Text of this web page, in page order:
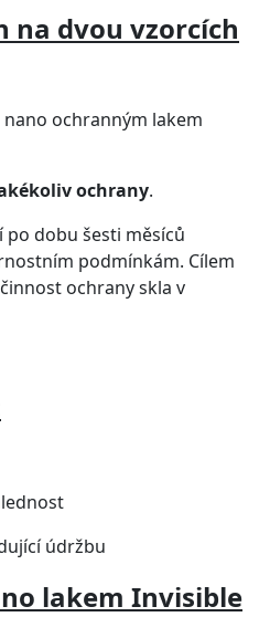
na dvou vzorcích
ochranným lakem
ochrany.
po dobu šesti měsíců
podmínkám. Cílem
ochrany skla v
údržbu
lakem Invisible